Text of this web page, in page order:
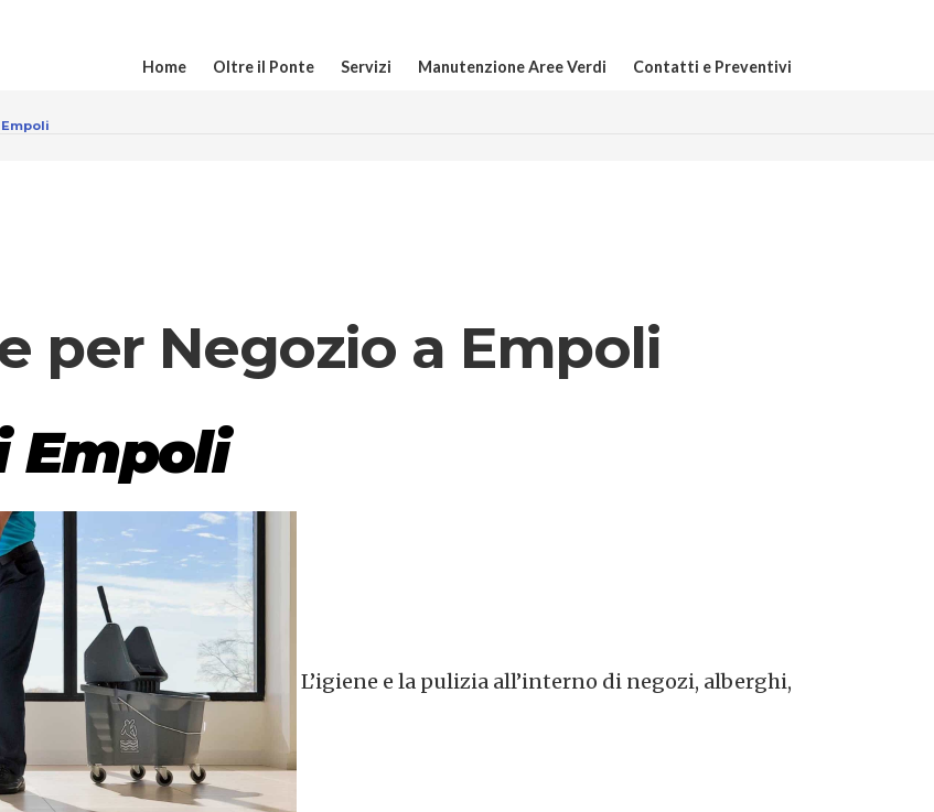
Home Oltre il Ponte Servizi Manutenzione Aree Verdi Contatti e Preventivi
per Negozio a Empoli
Empoli
L’igiene e la pulizia all’interno di negozi, alberghi,